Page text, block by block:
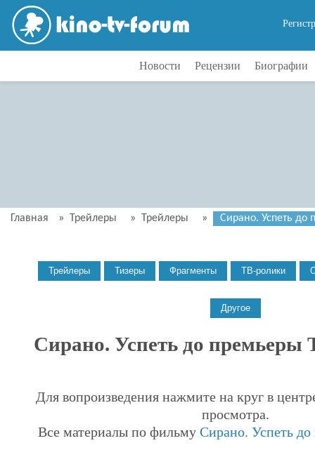
Новости Рецензии Биографии
Главная » Трейлеры » Трейлеры » Сирано. Успеть до
Сирано. Успеть до премьеры
Для вопроизведения нажмите на круг в
просмотра.
Все материалы по фильмуСирано. Успеть